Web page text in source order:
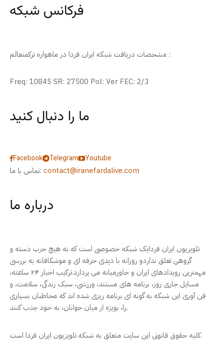
فرکانس شبکه
مشخصات دریافت شبکه ایران فردا در ماهواره ترکمنعالم :
Freq: 10845 SR: 27500 Pol: Ver FEC: 2/3
ما را دنبال کنید
Facebook Telegram
Youtube
تماس با ما: contact@iranefardalive.com
درباره ما
تلویزیون ایران فردایک شبکه خصوصی است که به هیچ حزب دسته و
گروهی تعلق نداردو روزانه با دیدی حرفه ای و موشکافانه به بررسی
مهمترین رویدادهای ایران و خاورمیانه می پردازد.ترکیب اخبار ۲۴ ساعته،
مسایل جاری روز، برنامه های مستند، ورزشی، سبک زندگی، سلامت، و
فن آوری این شبکه به گونه ای برنامه ریزی شده اند که مخاطبان بسیاری
را، بویژه از میان جوانان، به خود جذب کنند.
کلیه حقوق قانونی این سایت متعلق به شبکه تلویزیون ایران فردا است.